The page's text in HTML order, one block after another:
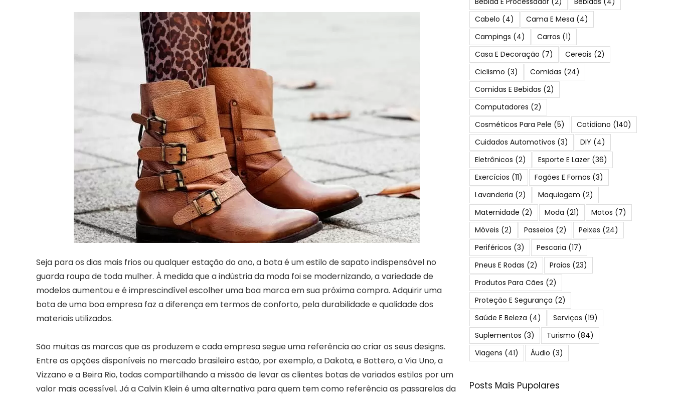
Seja para os dias mais frios ou qualquer estação do ano, a bota é um estilo de sapato indispensável no
guarda roupa de toda mulher. À medida que a indústria da moda foi se modernizando, a variedade de
modelos aumentou e é imprescindível escolher uma boa marca em sua próxima compra. Adquirir uma
bota de uma boa empresa faz a diferença em termos de conforto, pela durabilidade e qualidade dos
materiais utilizados.
São muitas as marcas que as produzem e cada empresa segue uma referência ao criar os seus designs.
Entre as opções disponíveis no mercado brasileiro estão, por exemplo, a Dakota, e Bottero, a Via Uno, a
Vizzano e a Beira Rio, todas compartilhando a missão de levar as clientes botas de variados estilos por um
valor mais acessível. Já a Calvin Klein é uma alternativa para quem tem como referência as passarelas da
Cabelo (4) Cama E Mesa (4)
Campings (4) Carros (1)
Casa E Decoração (7) Cereais (2)
Ciclismo (3) Comidas (24)
Comidas E Bebidas (2)
Computadores (2)
Cosméticos Para Pele (5) Cotidiano (140)
Cuidados Automotivos (3) DIY (4)
Eletrônicos (2) Esporte E Lazer (36)
Exercícios (11) Fogões E Fornos (3)
Lavanderia (2) Maquiagem (2)
Maternidade (2) Moda (21) Motos (7)
Móveis (2) Passeios (2) Peixes (24)
Periféricos (3) Pescaria (17)
Pneus E Rodas (2) Praias (23)
Produtos Para Cães (2)
Proteção E Segurança (2)
Saúde E Beleza (4) Serviços (19)
Suplementos (3) Turismo (84)
Viagens (41) Áudio (3)
Posts Mais Pupolares